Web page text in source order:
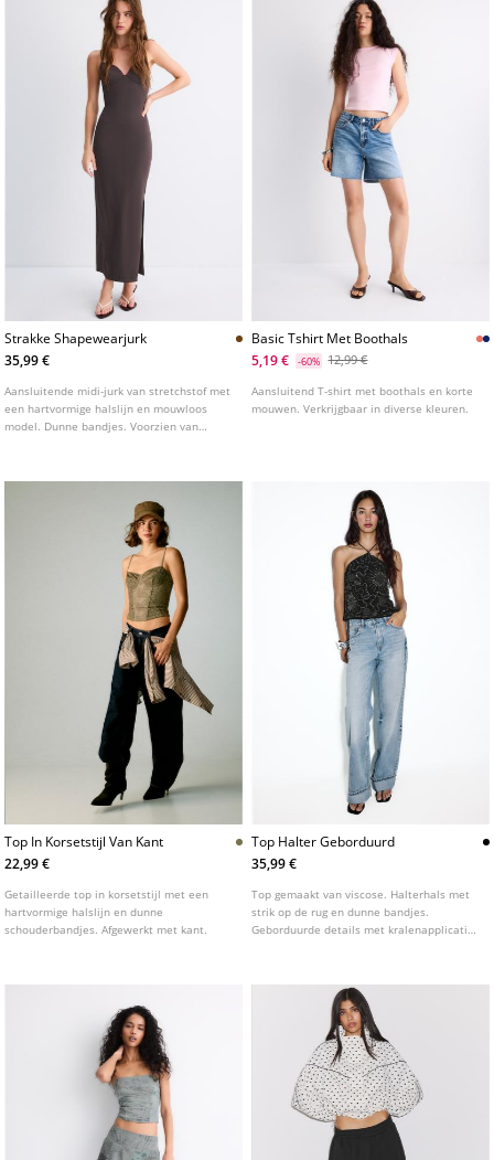
Strakke Shapewearjurk
35,99 €
Aansluitende midi-jurk van stretchstof met
een hartvormige halslijn en mouwloos
model. Dunne bandjes. Voorzien van
Basic Tshirt Met Boothals
5,19 €
-60% 12,99 €
Aansluitend T-shirt met boothals en korte
mouwen. Verkrijgbaar in diverse kleuren.
Top In Korsetstijl Van Kant
22,99 €
Getailleerde top in korsetstijl met een
hartvormige halslijn en dunne
schouderbandjes. Afgewerkt met kant.
Top Halter Geborduurd
35,99 €
Top gemaakt van viscose. Halterhals met
strik op de rug en dunne bandjes.
Geborduurde details met kralenapplicatie.